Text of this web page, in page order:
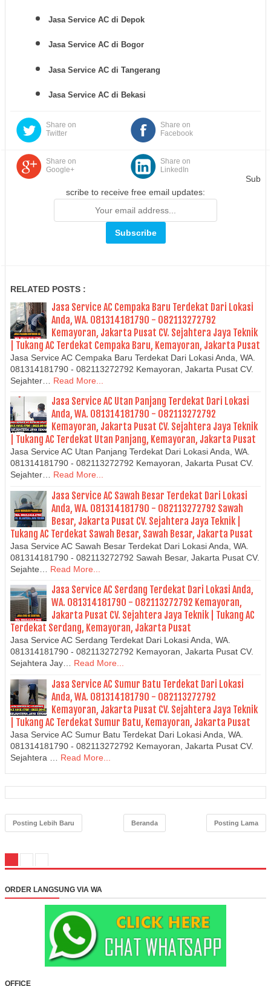
Jasa Service AC di Depok
Jasa Service AC di Bogor
Jasa Service AC di Tangerang
Jasa Service AC di Bekasi
Share on
Facebook
Share on
Twitter
Share on
Google+
Share on
LinkedIn
Sub
scribe to receive free email updates:
RELATED POSTS :
Jasa Service AC Cempaka Baru Terdekat Dari Lokasi
Anda, WA. 081314181790 - 082113272792
Kemayoran, Jakarta Pusat CV. Sejahtera Jaya Teknik
| Tukang AC Terdekat Cempaka Baru, Kemayoran, Jakarta Pusat
Jasa Service AC Cempaka Baru Terdekat Dari Lokasi Anda, WA.
081314181790 - 082113272792 Kemayoran, Jakarta Pusat CV.
Sejahter…
Read More...
Jasa Service AC Utan Panjang Terdekat Dari Lokasi
Anda, WA. 081314181790 - 082113272792
Kemayoran, Jakarta Pusat CV. Sejahtera Jaya Teknik
| Tukang AC Terdekat Utan Panjang, Kemayoran, Jakarta Pusat
Jasa Service AC Utan Panjang Terdekat Dari Lokasi Anda, WA.
081314181790 - 082113272792 Kemayoran, Jakarta Pusat CV.
Sejahter…
Read More...
Jasa Service AC Sawah Besar Terdekat Dari Lokasi
Anda, WA. 081314181790 - 082113272792 Sawah
Besar, Jakarta Pusat CV. Sejahtera Jaya Teknik |
Tukang AC Terdekat Sawah Besar, Sawah Besar, Jakarta Pusat
Jasa Service AC Sawah Besar Terdekat Dari Lokasi Anda, WA.
081314181790 - 082113272792 Sawah Besar, Jakarta Pusat CV.
Sejahte…
Read More...
Jasa Service AC Serdang Terdekat Dari Lokasi Anda,
WA. 081314181790 - 082113272792 Kemayoran,
Jakarta Pusat CV. Sejahtera Jaya Teknik | Tukang AC
Terdekat Serdang, Kemayoran, Jakarta Pusat
Jasa Service AC Serdang Terdekat Dari Lokasi Anda, WA.
081314181790 - 082113272792 Kemayoran, Jakarta Pusat CV.
Sejahtera Jay…
Read More...
Jasa Service AC Sumur Batu Terdekat Dari Lokasi
Anda, WA. 081314181790 - 082113272792
Kemayoran, Jakarta Pusat CV. Sejahtera Jaya Teknik
| Tukang AC Terdekat Sumur Batu, Kemayoran, Jakarta Pusat
Jasa Service AC Sumur Batu Terdekat Dari Lokasi Anda, WA.
081314181790 - 082113272792 Kemayoran, Jakarta Pusat CV.
Sejahtera …
Read More...
Posting Lebih Baru Posting Lama
Beranda
ORDER LANGSUNG VIA WA
OFFICE